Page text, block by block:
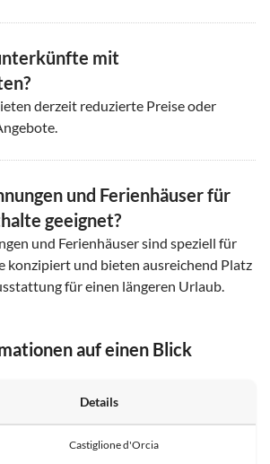
mit
derzeit reduzierte Preise oder
und Ferienhäuser für
geeignet?
und Ferienhäuser sind speziell für
konzipiert und bieten ausreichend Platz
für einen längeren Urlaub.
auf einen Blick
Details
Castiglione d'Orcia